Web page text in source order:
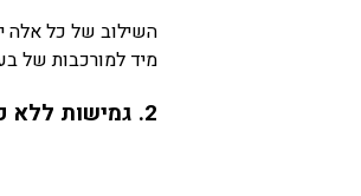
השילוב של כל אלה
מיד למורכבות של
2. גמישות ללא פשרות: השכרת רכב לחודש וגם לטווח ארוך